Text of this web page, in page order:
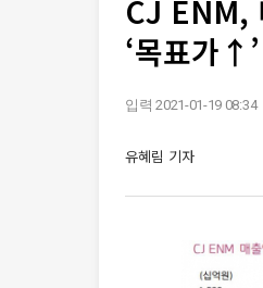
CJ ENM,
‘목표가
입력 2021-01-19 08:34
유혜림 기자